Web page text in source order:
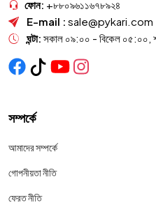
ফোন: +৮৮০৯৬১১৬৭৮৯২৪
E-mail : sale@pykari.com
ঘন্টা: সকাল ০৯:০০ - বিকেল ০৫:০০,
সম্পর্কে
আমাদের সম্পর্কে
গোপনীয়তা নীতি
ফেরত নীতি